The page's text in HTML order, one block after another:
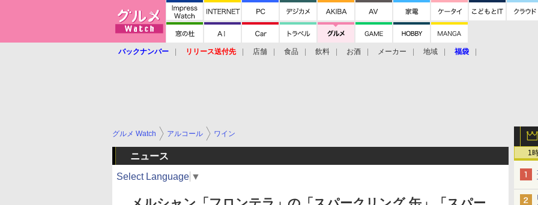
バックナンバー リリース送付先 店舗 食品 飲料 お酒 メーカー 地域 福袋
1
グルメ Watch アルコール ワイン
ニュース
Select Language ▼